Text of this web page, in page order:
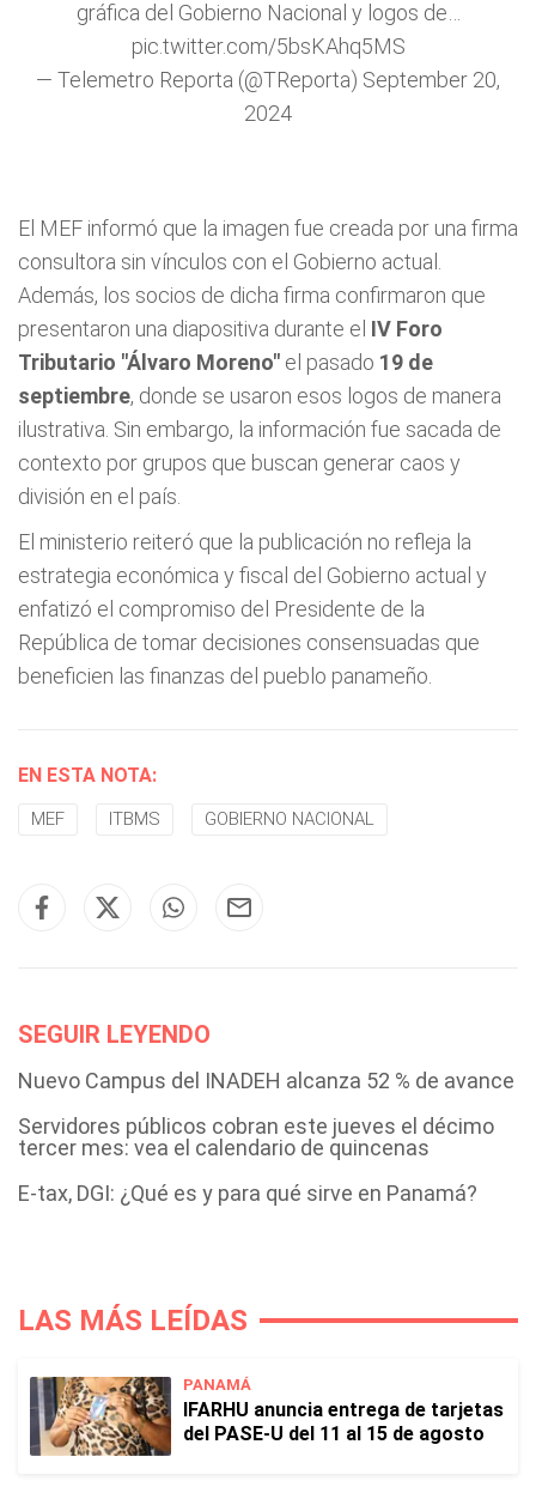
gráfica del Gobierno Nacional y logos de…
pic.twitter.com/5bsKAhq5MS
— Telemetro Reporta (@TReporta) September 20,
2024
El MEF informó que la imagen fue creada por una firma
consultora sin vínculos con el Gobierno actual.
Además, los socios de dicha firma confirmaron que
presentaron una diapositiva durante el IV Foro
Tributario "Álvaro Moreno" el pasado 19 de
septiembre, donde se usaron esos logos de manera
ilustrativa. Sin embargo, la información fue sacada de
contexto por grupos que buscan generar caos y
división en el país.
El ministerio reiteró que la publicación no refleja la
estrategia económica y fiscal del Gobierno actual y
enfatizó el compromiso del Presidente de la
República de tomar decisiones consensuadas que
beneficien las finanzas del pueblo panameño.
EN ESTA NOTA:
MEF ITBMS GOBIERNO NACIONAL
SEGUIR LEYENDO
Nuevo Campus del INADEH alcanza 52 % de avance
Servidores públicos cobran este jueves el décimo
tercer mes: vea el calendario de quincenas
E-tax, DGI: ¿Qué es y para qué sirve en Panamá?
LAS MÁS LEÍDAS
PANAMÁ
IFARHU anuncia entrega de tarjetas
del PASE-U del 11 al 15 de agosto